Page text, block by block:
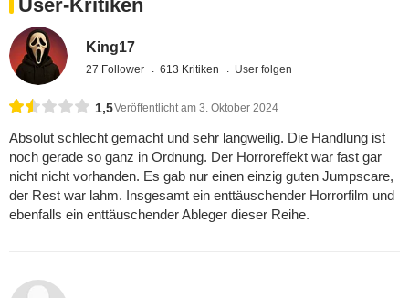
User-Kritiken
King17
27 Follower 613 Kritiken User folgen
1,5Veröffentlicht am 3. Oktober 2024
Absolut schlecht gemacht und sehr langweilig. Die Handlung ist
noch gerade so ganz in Ordnung. Der Horroreffekt war fast gar
nicht nicht vorhanden. Es gab nur einen einzig guten Jumpscare,
der Rest war lahm. Insgesamt ein enttäuschender Horrorfilm und
ebenfalls ein enttäuschender Ableger dieser Reihe.